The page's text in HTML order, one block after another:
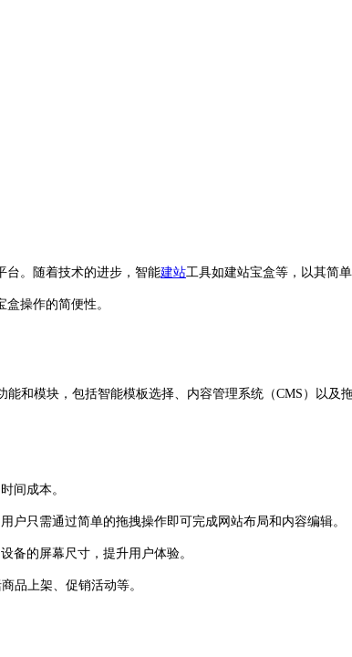
台。随着技术的进步，智能建站工具如建站宝盒等，以其简
盒操作的简便性。
和模块，包括智能模板选择、内容管理系统（CMS）以
间成本。
只需通过简单的拖拽操作即可完成网站布局和内容编辑。
备的屏幕尺寸，提升用户体验。
品上架、促销活动等。